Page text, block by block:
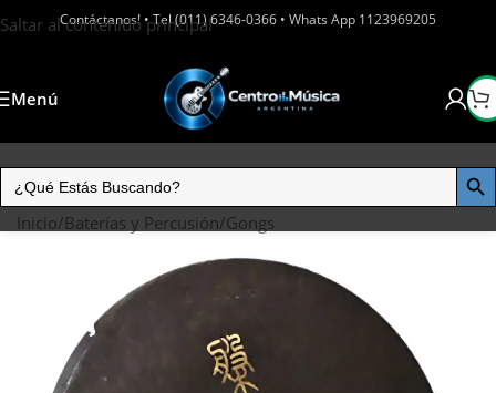
Saltar al contenido principal
Contáctanos! • Tel (011) 6346-0366 • Whats App 1123969205
Menú
Inicio/Baterías y Percusión/Gongs